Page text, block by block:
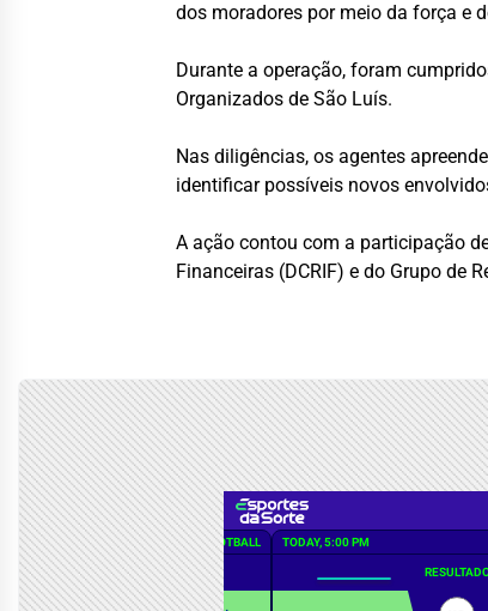
dos moradores por meio da força e
Durante a operação, foram
Organizados de São Luís.
Nas diligências, os agentes
identificar possíveis novos
A ação contou com a participação
Financeiras (DCRIF) e do Grupo de